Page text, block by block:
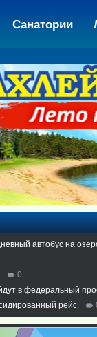
Санатории
автобус на
0
в федеральный
рейс.